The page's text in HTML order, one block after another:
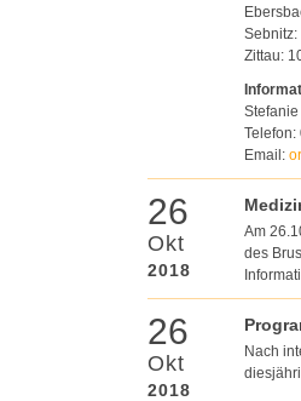
Zittau:
Telefon:
Email:
26
Okt
2018
Am
des
26
Okt
2018
Nach